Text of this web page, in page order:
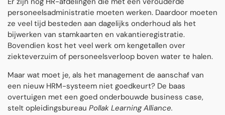
personeelsadministratie moeten werken. Daardoor moeten
ze veel tijd besteden aan dagelijks onderhoud als het
bijwerken van stamkaarten en vakantieregistratie.
Bovendien kost het veel werk om kengetallen over
ziekteverzuim of personeelsverloop boven water te halen.
Maar wat moet je, als het management de aanschaf van
een nieuw HRM-systeem niet goedkeurt? De baas
overtuigen met een goed onderbouwde business case,
stelt opleidingsbureau Pollak Learning Alliance.